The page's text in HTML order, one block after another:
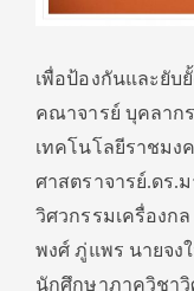
เพื่อป้องกันและยับ
คณาจารย์ บุคลาก
เทคโนโลยีราชม
ศาสตราจารย์.ดร.
วิศวกรรมเครื่องก
พงศ์ ภู่แพร นายจง
นักศึกษาภาควิชา